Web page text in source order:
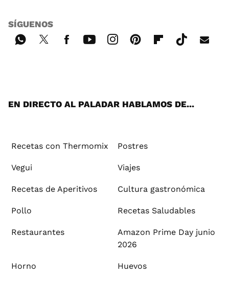
SÍGUENOS
EN DIRECTO AL PALADAR HABLAMOS DE...
Recetas con Thermomix Postres
Vegui Viajes
Recetas de Aperitivos Cultura gastronómica
Pollo Recetas Saludables
Restaurantes
Amazon Prime Day junio
2026
Horno Huevos